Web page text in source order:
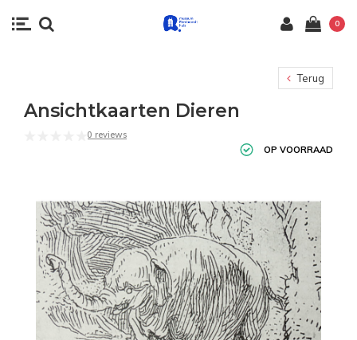
0
Terug
Ansichtkaarten Dieren
0 reviews
OP VOORRAAD